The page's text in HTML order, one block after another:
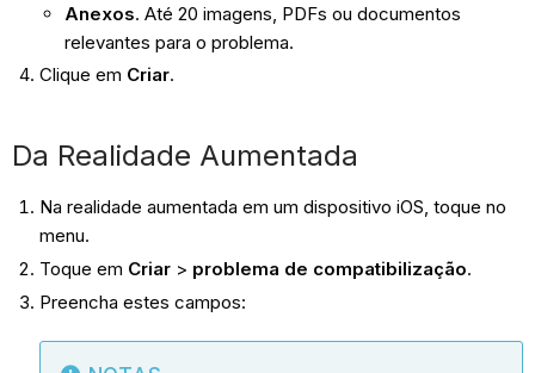
Anexos. Até 20 imagens, PDFs ou documentos
relevantes para o problema.
Clique em Criar.
Da Realidade Aumentada
Na realidade aumentada em um dispositivo iOS, toque no
menu.
Toque em Criar> problema de compatibilização.
Preencha estes campos: